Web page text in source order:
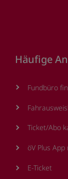
Häufige
Fundbüro
Ticket/Abo
öV Plus App
E-Ticket